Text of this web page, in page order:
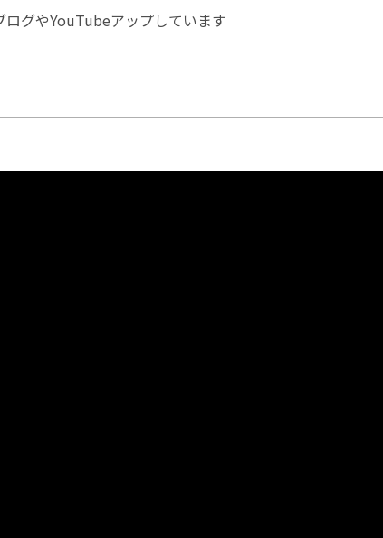
グやYouTubeアップしています